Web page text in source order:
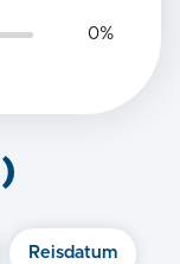
0%
)
Reisdatum